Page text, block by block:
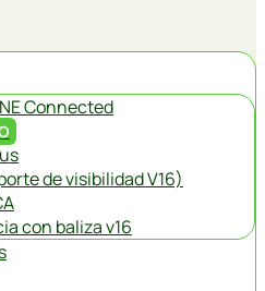
Connected
de visibilidad V16)
con baliza v16